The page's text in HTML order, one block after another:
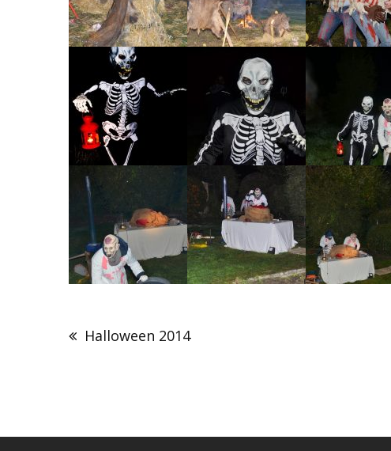
de
l’article
Halloween 2014